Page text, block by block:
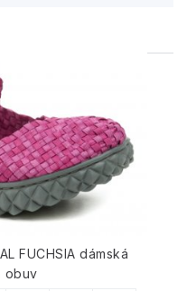
FUCHSIA dámská
obuv